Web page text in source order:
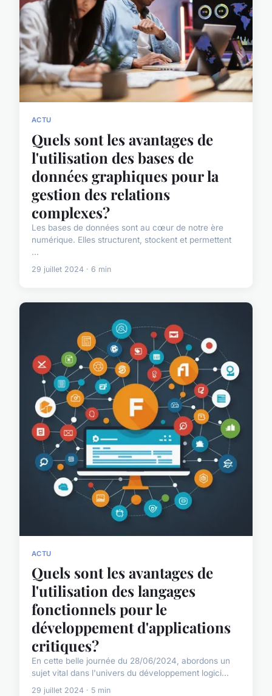
ACTU
Quels sont les avantages de
l'utilisation des bases de
données graphiques pour la
gestion des relations
complexes?
Les bases de données sont au cœur de notre ère
numérique. Elles structurent, stockent et permettent
...
29 juillet 2024 · 6 min
ACTU
Quels sont les avantages de
l'utilisation des langages
fonctionnels pour le
développement d'applications
critiques?
En cette belle journée du 28/06/2024, abordons un
sujet vital dans l'univers du développement logici...
29 juillet 2024 · 5 min